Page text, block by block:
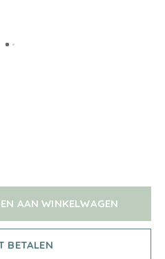
AAN WINKELWAGEN
BETALEN